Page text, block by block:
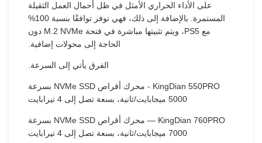
على الأداء الحراري الأمثل في ظل أحمال العمل الثقيلة
المستمرة. بالإضافة إلى ذلك، فهي توفر توافقًا بنسبة 100%
مع PS5، ويتم تثبيتها مباشرة في فتحة M.2 NVMe دون
الحاجة إلى محولات إضافية.
الفرق يأتي إلى السرعة.
KingDian 550PRO - محرك أقراص NVMe SSD بسرعة
KingDian 760PRO — محرك أقراص NVMe SSD بسرعة